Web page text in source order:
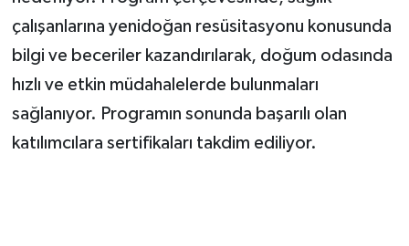
çalışanlarına yenidoğan resüsitasyonu konusunda
bilgi ve beceriler kazandırılarak, doğum odasında
hızlı ve etkin müdahalelerde bulunmaları
sağlanıyor. Programın sonunda başarılı olan
katılımcılara sertifikaları takdim ediliyor.